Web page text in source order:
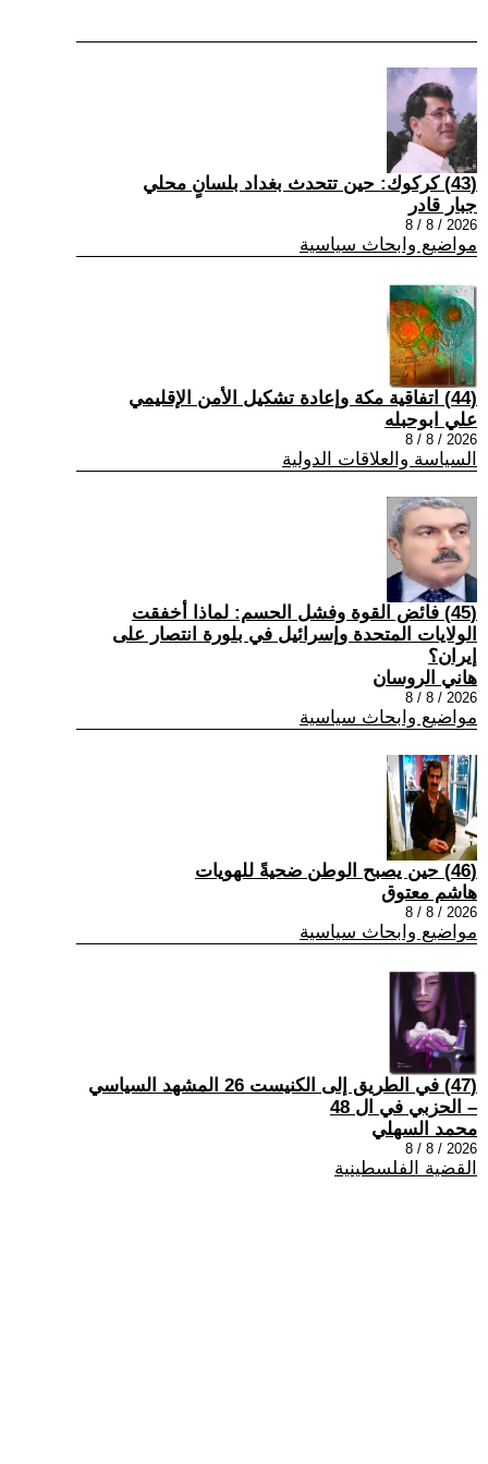
(43) كركوك: حين تتحدث بغداد بلسانٍ محلي
جبار قادر
2026 / 8 / 8
مواضيع وابحاث سياسية
(44) اتفاقية مكة وإعادة تشكيل الأمن الإقليمي
علي ابوحبله
2026 / 8 / 8
السياسة والعلاقات الدولية
(45) فائض القوة وفشل الحسم: لماذا أخفقت
الولايات المتحدة وإسرائيل في بلورة انتصار على
إيران؟
هاني الروسان
2026 / 8 / 8
مواضيع وابحاث سياسية
(46) حين يصبح الوطن ضحيةً للهويات
هاشم معتوق
2026 / 8 / 8
مواضيع وابحاث سياسية
(47) في الطريق إلى الكنيست 26 المشهد السياسي
– الحزبي في ال 48
محمد السهلي
2026 / 8 / 8
القضية الفلسطينية